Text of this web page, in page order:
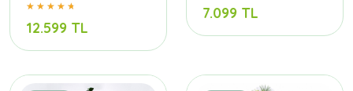
12.599 TL
7.099 TL